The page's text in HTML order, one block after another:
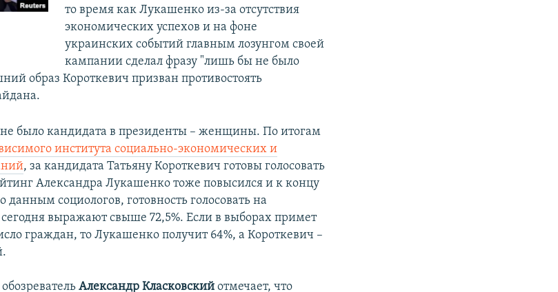
то время как Лукашенко из-за отсутствия
экономических успехов и на фоне
украинских событий главным лозунгом своей
кампании сделал фразу "лишь бы не было
образ Короткевич призван противостоять
было кандидата в президенты – женщины. По итогам
института социально-экономических и
, за кандидата Татьяну Короткевич готовы голосовать
Александра Лукашенко тоже повысился и к концу
данным социологов, готовность голосовать на
выражают свыше 72,5%. Если в выборах примет
граждан, то Лукашенко получит 64%, а Короткевич –
Александр Класковский отмечает, что